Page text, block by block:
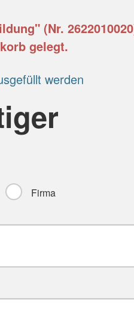
(Nr.
gelegt.
werden
Firma